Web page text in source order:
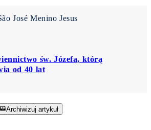
św. Józefa, którą
od 40 lat
Archiwizuj artykuł